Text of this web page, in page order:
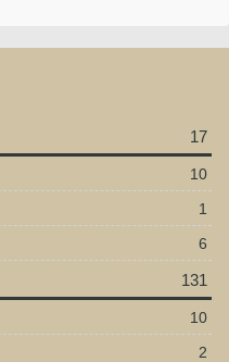
17
10
1
6
131
10
2